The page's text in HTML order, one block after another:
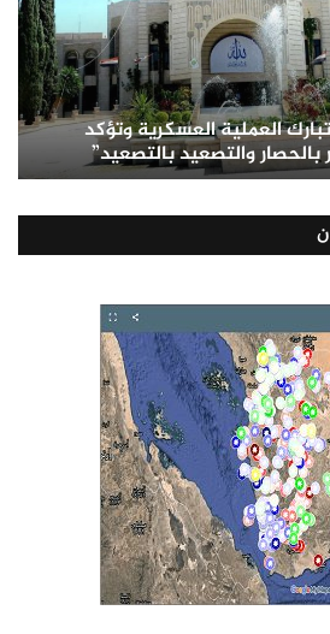
العملية العسكرية وتؤكد
بالحصار والتصعيد بالتصعيد”